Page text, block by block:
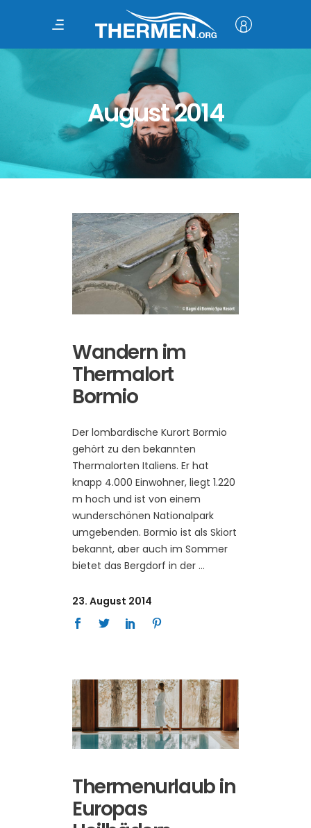
August 2014
Wandern im
Thermalort
Bormio
Der lombardische Kurort Bormio
gehört zu den bekannten
Thermalorten Italiens. Er hat
knapp 4.000 Einwohner, liegt 1.220
m hoch und ist von einem
wunderschönen Nationalpark
umgebenden. Bormio ist als Skiort
bekannt, aber auch im Sommer
bietet das Bergdorf in der
23. August 2014
Thermenurlaub in
Europas